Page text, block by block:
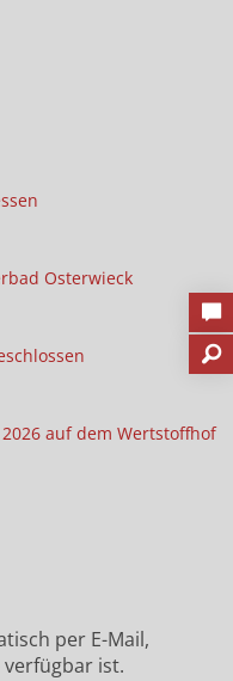
Osterwieck
auf dem Wertstoffhof
per E-Mail,
ist.